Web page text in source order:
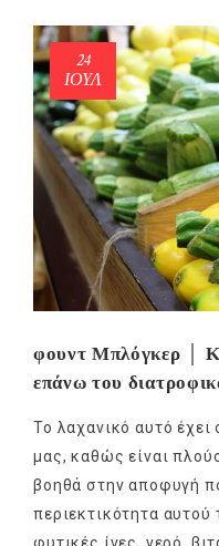
24
ΙΟΎΛ
φουντ Μπλόγκερ │
επάνω του
Το λαχανικό αυτό έχει
μας, καθώς είναι
βοηθά στην αποφυγή
περιεκτικότητα αυτού